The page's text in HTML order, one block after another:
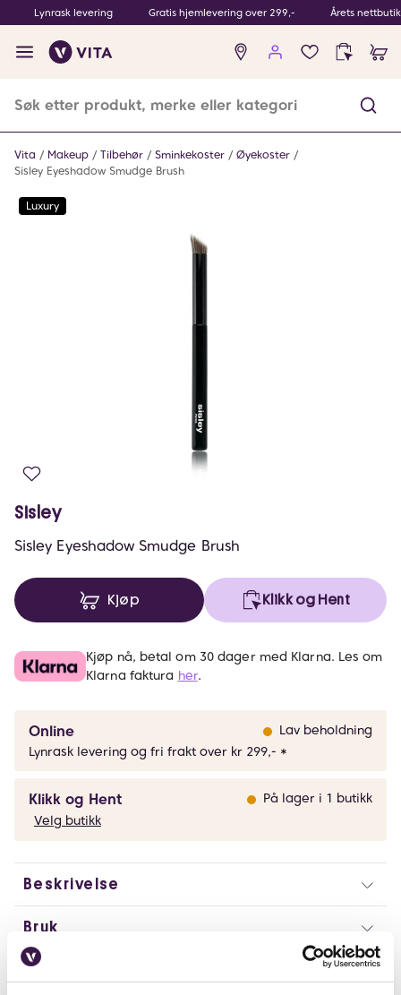
Lynrask levering Gratis hjemlevering over 299,- Årets
Ingen
produkter
Vita Makeup Tilbehør Sminkekoster
Øyekoster
Sisley Eyeshadow Smudge Brush
Luxury
Sisley
Sisley Eyeshadow Smudge Brush
Kjøp Klikk og Hent
Kjøp nå, betal om 30 dager med Klarna. Les om
Klarna faktura her.
Online
Lav beholdning
Lynrask levering og fri frakt over kr 299,- *
Klikk og Hent
På lager i 1 butikk
Velg butikk
Beskrivelse
Bruk
Artikkelnummer: 333879